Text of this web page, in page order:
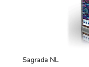
Sagrada NL